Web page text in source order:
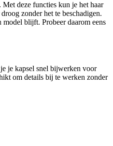
deze functies kun je het haar
zonder het te beschadigen.
model blijft. Probeer daarom eens
je kapsel snel bijwerken voor
om details bij te werken zonder